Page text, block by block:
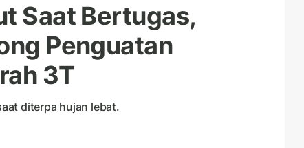
Saat Bertugas,
Penguatan
3T
diterpa hujan lebat.